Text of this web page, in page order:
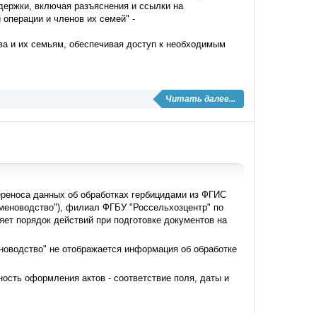
включая разъяснения и ссылки на
и членов их семей" -
и их семьям, обеспечивая доступ к необходимым
Читать далее...
данных об обработках гербицидами из ФГИС
"), филиал ФГБУ " Россельхозцентр" по
порядок действий при подготовке документов на
" не отображается информация об обработке
оформления актов - соответствие поля, даты и